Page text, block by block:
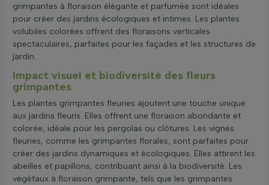
grimpantes à floraison élégante et parfumée sont idéales
pour créer des jardins écologiques et intimes. Les plantes
volubiles colorées offrent des floraisons verticales
spectaculaires, parfaites pour les façades et les structures de
jardin.
Impact visuel et biodiversité des fleurs
grimpantes
Les plantes grimpantes fleuries ajoutent une touche unique
aux jardins fleuris. Elles offrent une floraison abondante et
colorée, idéale pour les pergolas ou clôtures. Les vignes
fleuries, comme les grimpantes florales, sont parfaites pour
créer des jardins dynamiques et écologiques. Elles attirent les
abeilles et papillons, contribuant ainsi à la biodiversité. Les
végétaux à floraison grimpante, tels que les grimpantes